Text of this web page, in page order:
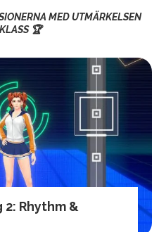
MED UTMÄRKELSEN
🏆
Rhythm &